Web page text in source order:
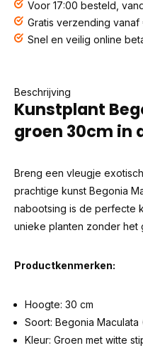
Voor 17:00 besteld,
Gratis verzending vanaf
Snel en veilig online
Beschrijving
Kunstplant
groen 30cm in
Breng een vleugje
prachtige kunst Begonia
nabootsing is de perfecte
unieke planten zonder het
Productkenmerken:
Hoogte: 30 cm
Soort: Begonia Maculata
Kleur: Groen met witte